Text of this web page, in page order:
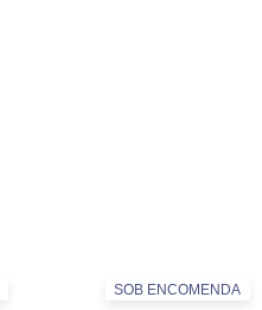
SOB ENCOMENDA